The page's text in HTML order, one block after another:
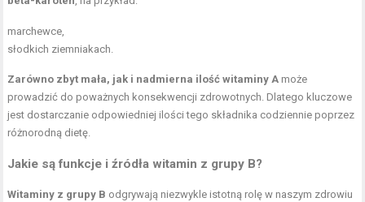
marchewce,
słodkich ziemniakach.
Zarówno zbyt mała, jak i nadmierna ilość witaminy A może
prowadzić do poważnych konsekwencji zdrowotnych. Dlatego kluczowe
jest dostarczanie odpowiedniej ilości tego składnika codziennie poprzez
różnorodną dietę.
Jakie są funkcje i źródła witamin z grupy B?
Witaminy z grupy B odgrywają niezwykle istotną rolę w naszym zdrowiu